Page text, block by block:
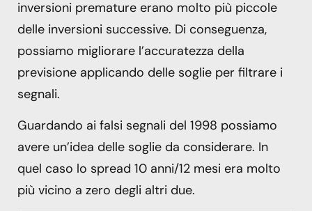
inversioni premature erano molto più piccole
delle inversioni successive. Di conseguenza,
possiamo migliorare l’accuratezza della
previsione applicando delle soglie per filtrare i
segnali.
Guardando ai falsi segnali del 1998 possiamo
avere un’idea delle soglie da considerare. In
quel caso lo spread 10 anni/12 mesi era molto
più vicino a zero degli altri due.